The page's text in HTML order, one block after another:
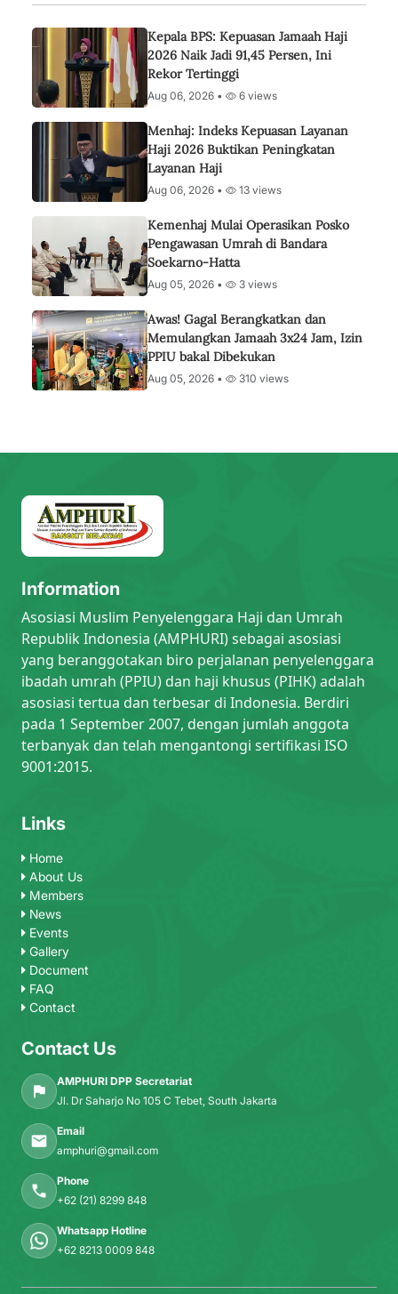
Kepala BPS: Kepuasan Jamaah Haji
2026 Naik Jadi 91,45 Persen, Ini
Rekor Tertinggi
Aug 06, 2026 • 6 views
Menhaj: Indeks Kepuasan Layanan
Haji 2026 Buktikan Peningkatan
Layanan Haji
Aug 06, 2026 • 13 views
Kemenhaj Mulai Operasikan Posko
Pengawasan Umrah di Bandara
Soekarno-Hatta
Aug 05, 2026 • 3 views
Awas! Gagal Berangkatkan dan
Memulangkan Jamaah 3x24 Jam, Izin
PPIU bakal Dibekukan
Aug 05, 2026 • 310 views
Information
Asosiasi Muslim Penyelenggara Haji dan Umrah
Republik Indonesia (AMPHURI) sebagai asosiasi
yang beranggotakan biro perjalanan penyelenggara
ibadah umrah (PPIU) dan haji khusus (PIHK) adalah
asosiasi tertua dan terbesar di Indonesia. Berdiri
pada 1 September 2007, dengan jumlah anggota
terbanyak dan telah mengantongi sertifikasi ISO
9001:2015.
Links
Home
About Us
Members
News
Events
Gallery
Document
FAQ
Contact
Contact Us
AMPHURI DPP Secretariat
Jl. Dr Saharjo No 105 C Tebet, South Jakarta
Email
amphuri@gmail.com
Phone
+62 (21) 8299 848
Whatsapp Hotline
+62 8213 0009 848